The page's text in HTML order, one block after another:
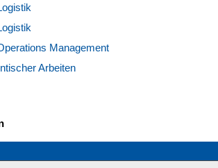
Management
Arbeiten